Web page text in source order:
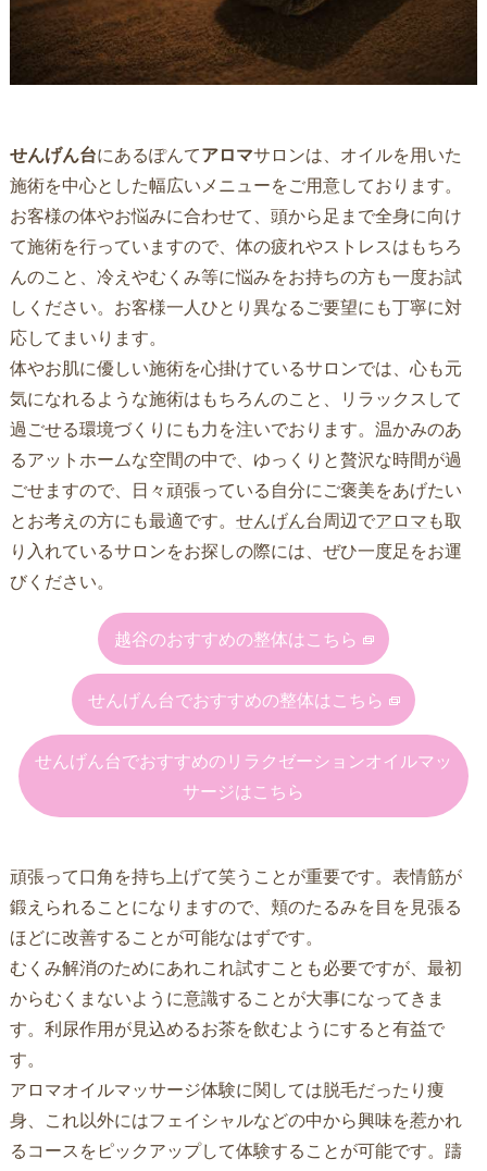
せんげん台にあるぽんてアロマサロンは、オイルを用いた
施術を中心とした幅広いメニューをご用意しております。
お客様の体やお悩みに合わせて、頭から足まで全身に向け
て施術を行っていますので、体の疲れやストレスはもちろ
んのこと、冷えやむくみ等に悩みをお持ちの方も一度お試
しください。お客様一人ひとり異なるご要望にも丁寧に対
応してまいります。
体やお肌に優しい施術を心掛けているサロンでは、心も元
気になれるような施術はもちろんのこと、リラックスして
過ごせる環境づくりにも力を注いでおります。温かみのあ
るアットホームな空間の中で、ゆっくりと贅沢な時間が過
ごせますので、日々頑張っている自分にご褒美をあげたい
とお考えの方にも最適です。 せんげん台周辺でアロマも取
り入れているサロンをお探しの際には、ぜひ一度足をお運
びください。
越谷のおすすめの整体はこちら
せんげん台でおすすめの整体はこちら
せんげん台でおすすめのリラクゼーションオイルマッ
サージはこちら
頑張って口角を持ち上げて笑うことが重要です。表情筋が
鍛えられることになりますので、頬のたるみを目を見張る
ほどに改善することが可能なはずです。
むくみ解消のためにあれこれ試すことも必要ですが、最初
からむくまないように意識することが大事になってきま
す。利尿作用が見込めるお茶を飲むようにすると有益で
す。
アロマオイルマッサージ体験に関しては脱毛だったり痩
身、これ以外にはフェイシャルなどの中から興味を惹かれ
るコースをピックアップして体験することが可能です。躊